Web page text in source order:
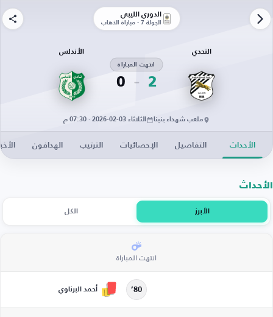
الدوري الليبي
الجولة 7 - مباراة الذهاب
التحدي
2
انتهت المباراة
0
الأندلس
ملعب شهداء بنينا الثلاثاء 03-02-2026 · 07:30 م
الأحداث التفاصيل الإحصائيات الترتيب الهدافون
الأحداث
الأبرز الكل
انتهت المباراة
80’ أحمد البرناوي